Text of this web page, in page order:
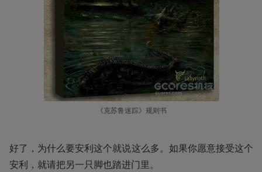
《克苏鲁迷踪》规则书
好了，为什么要安利这个就说这么多。如果你愿意接受这个
安利，就请把另一只脚也踏进门里。